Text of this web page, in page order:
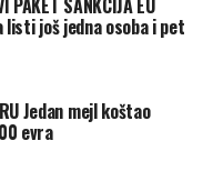
listi još jedna osoba i pet
Jedan mejl koštao
evra